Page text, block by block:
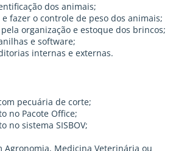
dos animais;
fazer o controle de peso dos animais;
organização e estoque dos brincos;
e software;
internas e externas.
pecuária de corte;
no Pacote Office;
no sistema SISBOV;
Agronomia, Medicina Veterinária ou